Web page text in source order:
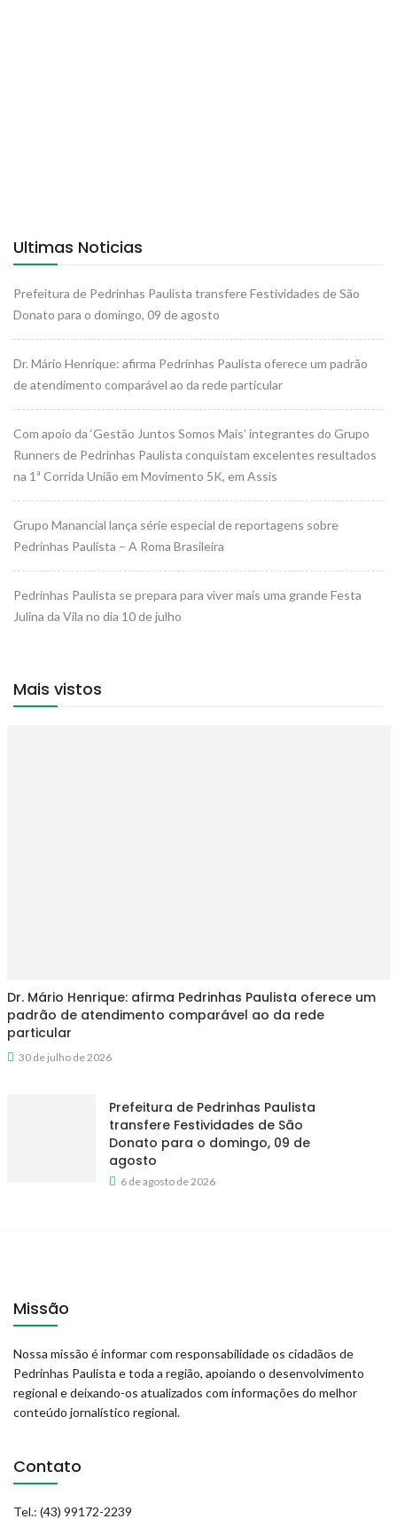
Ultimas Noticias
Prefeitura de Pedrinhas Paulista transfere Festividades de São
Donato para o domingo, 09 de agosto
Dr. Mário Henrique: afirma Pedrinhas Paulista oferece um padrão
de atendimento comparável ao da rede particular
Com apoio da ‘Gestão Juntos Somos Mais’ integrantes do Grupo
Runners de Pedrinhas Paulista conquistam excelentes resultados
na 1ª Corrida União em Movimento 5K, em Assis
Grupo Manancial lança série especial de reportagens sobre
Pedrinhas Paulista – A Roma Brasileira
Pedrinhas Paulista se prepara para viver mais uma grande Festa
Julina da Vila no dia 10 de julho
Mais vistos
Dr. Mário Henrique: afirma Pedrinhas Paulista oferece um
padrão de atendimento comparável ao da rede
particular
30 de julho de 2026
Prefeitura de Pedrinhas Paulista
transfere Festividades de São
Donato para o domingo, 09 de
agosto
6 de agosto de 2026
Missão
Nossa missão é informar com responsabilidade os cidadãos de
Pedrinhas Paulista e toda a região, apoiando o desenvolvimento
regional e deixando-os atualizados com informações do melhor
conteúdo jornalístico regional.
Contato
Tel.: (43) 99172-2239